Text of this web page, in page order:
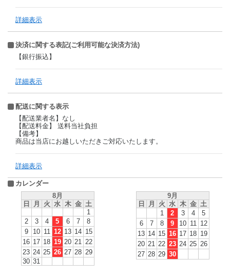
詳細表示
決済に関する表記(ご利用可能な決済方法)
【銀行振込】
詳細表示
配送に関する表示
【配送業者名】なし
【配送料金】 送料当社負担
【備考】
商品は当店にお越しいただきご対応いたします。
詳細表示
カレンダー
8月
日
月 火 水 木 金 土
1
2
3 4 5 6 7
8
9
10 11 12 13 14 15
16 17 18 19 20 21
22
23 24 25 26 27 28 29
30 31
9月
日
月 火 水 木 金 土
1
2 3 4
5
6
7 8 9 10 11
12
13 14 15 16 17 18 19
20 21 22 23 24 25 26
27 28 29 30